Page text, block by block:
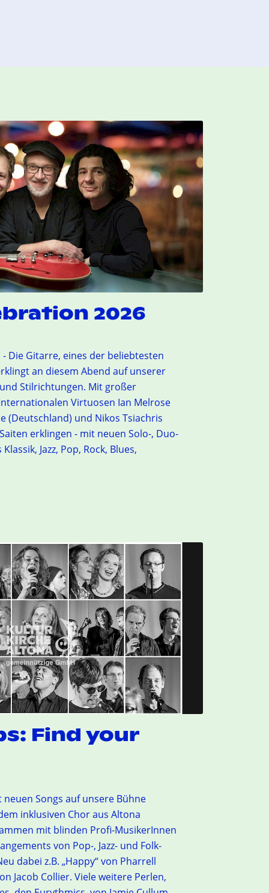
2026
Die Gitarre, eines der beliebtesten
an diesem Abend auf unserer
Stilrichtungen. Mit großer
Virtuosen Ian Melrose
(Deutschland) und Nikos Tsiachris
erklingen - mit neuen Solo-, Duo-
Jazz, Pop, Rock, Blues,
Find your
Songs auf unsere Bühne
inklusiven Chor aus Altona
mit blinden Profi-MusikerInnen
von Pop-, Jazz- und Folk-
dabei z.B. „Happy“ von Pharrell
Jacob Collier. Viele weitere Perlen,